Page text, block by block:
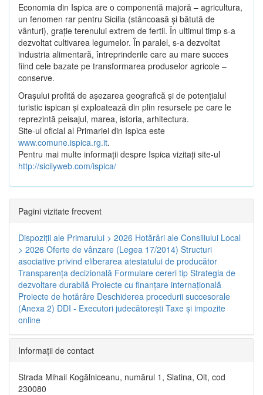
Economia din Ispica are o componentă majoră – agricultura,
un fenomen rar pentru Sicilia (stâncoasă şi bătută de
vânturi), graţie terenului extrem de fertil. În ultimul timp s-a
dezvoltat cultivarea legumelor. În paralel, s-a dezvoltat
industria alimentară, întreprinderile care au mare succes
fiind cele bazate pe transformarea produselor agricole –
conserve.
Oraşului profită de aşezarea geografică şi de potenţialul
turistic ispican şi exploatează din plin resursele pe care le
reprezintă peisajul, marea, istoria, arhitectura.
Site-ul oficial al Primariei din Ispica este
www.comune.ispica.rg.it.
Pentru mai multe informaţii despre Ispica vizitaţi site-ul
http://sicilyweb.com/ispica/
Pagini vizitate frecvent
Dispoziţii ale Primarului > 2026 Hotărâri ale Consiliului Local
> 2026 Oferte de vânzare (Legea 17/2014) Structuri
asociative privind eliberarea atestatului de producător
Transparenţa decizională Formulare cereri tip Strategia de
dezvoltare durabilă Proiecte cu finanţare internaţională
Proiecte de hotărâre Deschiderea procedurii succesorale
(Anexa 2) DDI - Executori judecătorești Taxe şi impozite
online
Informaţii de contact
Strada Mihail Kogălniceanu, numărul 1, Slatina, Olt, cod
230080